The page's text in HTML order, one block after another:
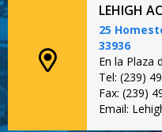
LEHIGH
25
33936
En la Plaza
Tel: (239)
Fax: (239)
Email: